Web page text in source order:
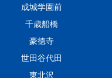
成城学園前
千歳船橋
豪徳寺
世田谷代田
東北沢